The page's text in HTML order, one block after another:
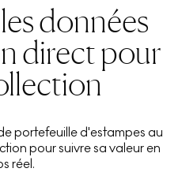
données
direct pour
portefeuille d'estampes au
pour suivre sa valeur en
réel.